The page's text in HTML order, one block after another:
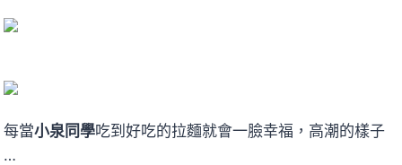
每當小泉同學吃到好吃的拉麵就會一臉幸福，高潮的樣子
…